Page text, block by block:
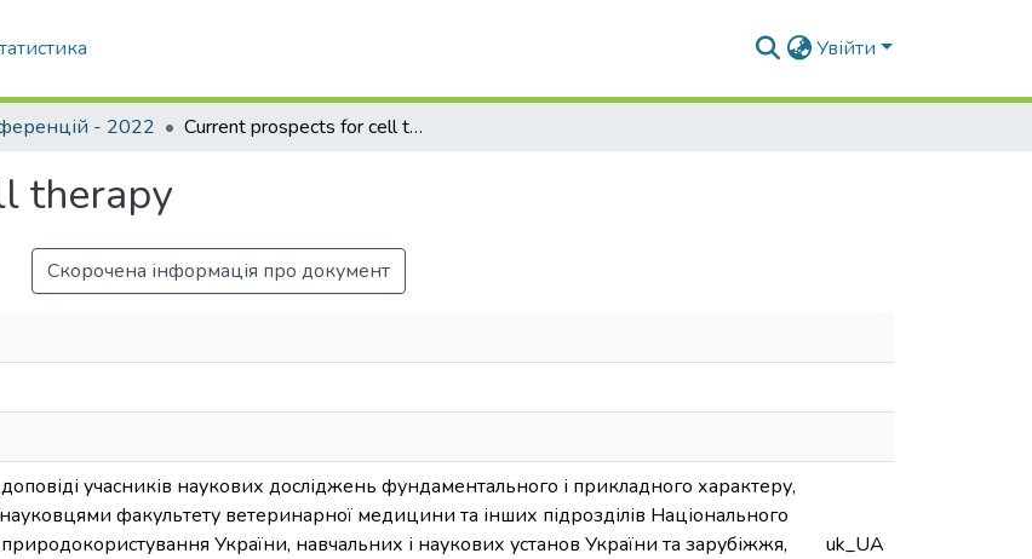
Увійти
- 2022 Current prospects for cell therapy
therapy
Скорочена інформація про документ
доповіді учасників наукових досліджень фундаментального і прикладного характеру,
факультету ветеринарної медицини та інших підрозділів Національного
природокористування України, навчальних і наукових установ України та зарубіжжя,
uk_UA